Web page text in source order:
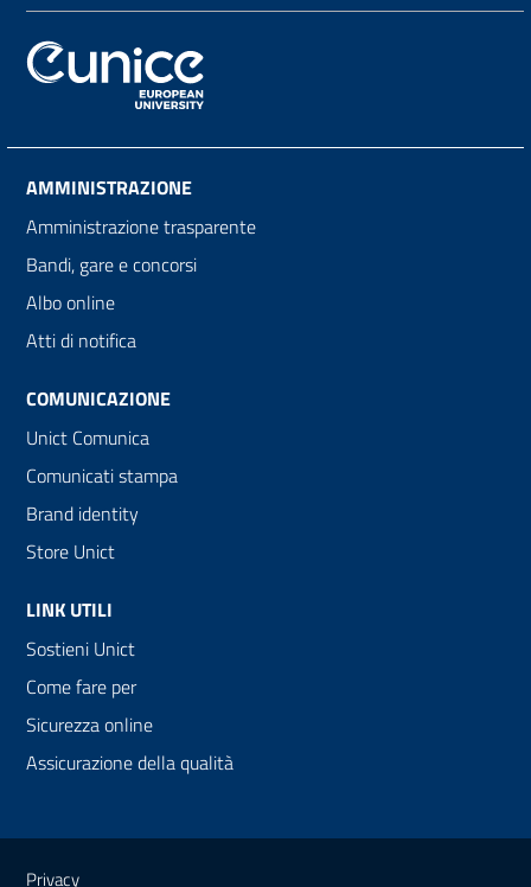
AMMINISTRAZIONE
Amministrazione trasparente
Bandi, gare e concorsi
Albo online
Atti di notifica
COMUNICAZIONE
Unict Comunica
Comunicati stampa
Brand identity
Store Unict
LINK UTILI
Sostieni Unict
Come fare per
Sicurezza online
Assicurazione della qualità
Link e informazioni utili
Privacy